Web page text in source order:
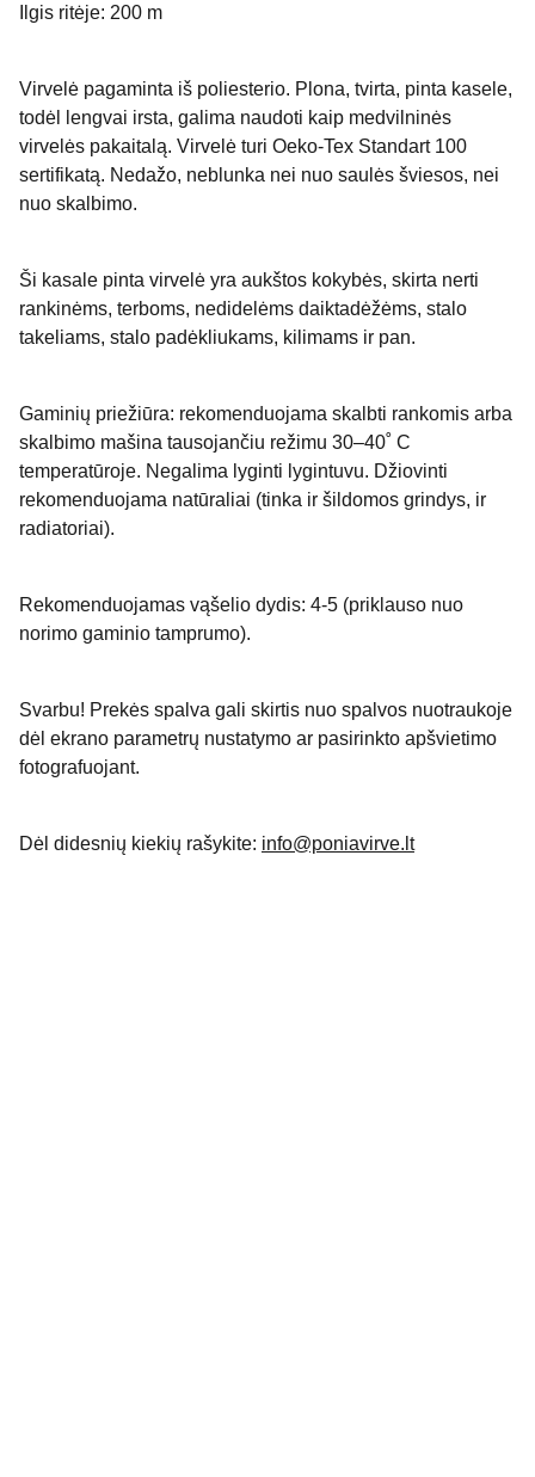
Ilgis ritėje: 200 m
Virvelė pagaminta iš poliesterio. Plona, tvirta, pinta kasele,
todėl lengvai irsta, galima naudoti kaip medvilninės
virvelės pakaitalą. Virvelė turi Oeko-Tex Standart 100
sertifikatą. Nedažo, neblunka nei nuo saulės šviesos, nei
nuo skalbimo.
Ši kasale pinta virvelė yra aukštos kokybės, skirta nerti
rankinėms, terboms, nedidelėms daiktadėžėms, stalo
takeliams, stalo padėkliukams, kilimams ir pan.
Gaminių priežiūra: rekomenduojama skalbti rankomis arba
skalbimo mašina tausojančiu režimu 30–40˚ C
temperatūroje. Negalima lyginti lygintuvu. Džiovinti
rekomenduojama natūraliai (tinka ir šildomos grindys, ir
radiatoriai).
Rekomenduojamas vąšelio dydis: 4-5 (priklauso nuo
norimo gaminio tamprumo).
Svarbu! Prekės spalva gali skirtis nuo spalvos nuotraukoje
dėl ekrano parametrų nustatymo ar pasirinkto apšvietimo
fotografuojant.
Dėl didesnių kiekių rašykite: info@poniavirve.lt